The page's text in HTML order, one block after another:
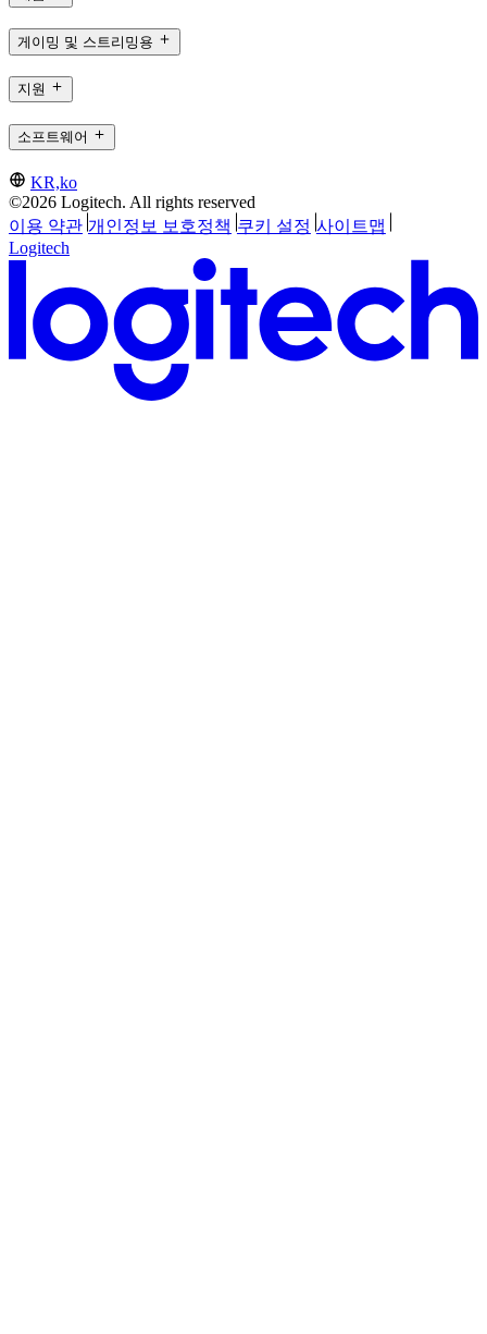
게이밍 및 스트리밍용
지원
소프트웨어
KR,ko
©2026 Logitech. All rights reserved
이용 약관 개인정보 보호정책 쿠키 설정 사이트맵
Logitech